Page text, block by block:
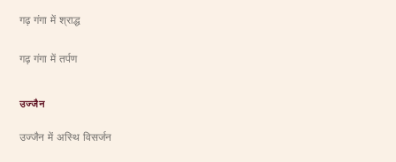
गढ़ गंगा में श्राद्ध
गढ़ गंगा में तर्पण
उज्जैन
उज्जैन में अस्थि विसर्जन